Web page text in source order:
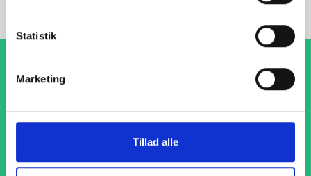
Statistik
Marketing
Tillad alle
1-4 dages levering